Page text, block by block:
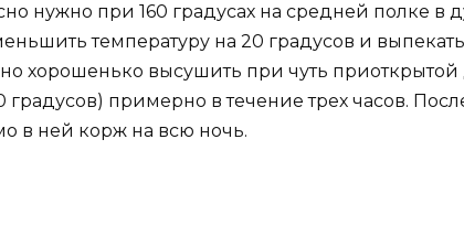
нужно при 160 градусах на средней полке в
температуру на 20 градусов и
хорошенько высушить при чуть приоткрытой
градусов) примерно в течение трех часов.
в ней корж на всю ночь.